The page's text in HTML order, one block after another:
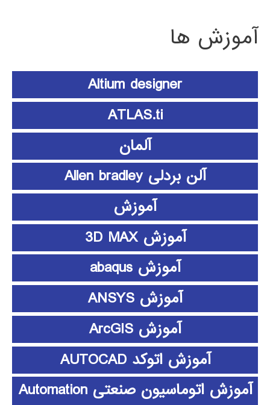
آموزش ها
Altium designer
ATLAS.ti
آلمان
آلن بردلی Allen bradley
آموزش
آموزش 3D MAX
آموزش abaqus
آموزش ANSYS
آموزش ArcGIS
آموزش اتوکد AUTOCAD
آموزش اتوماسیون صنعتی Automation